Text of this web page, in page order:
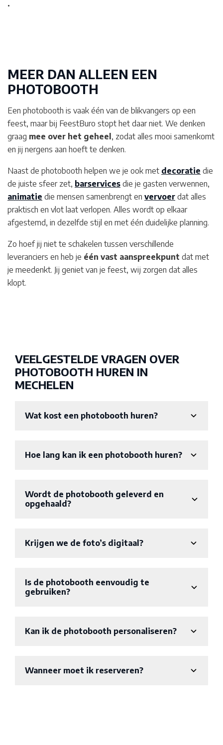
.
MEER DAN ALLEEN EEN
PHOTOBOOTH
Een photobooth is vaak één van de blikvangers op een
feest, maar bij FeestBuro stopt het daar niet. We denken
graag mee over het geheel, zodat alles mooi samenkomt
en jij nergens aan hoeft te denken.
Naast de photobooth helpen we je ook met decoratie die
de juiste sfeer zet, barservices die je gasten verwennen,
animatie die mensen samenbrengt en vervoer dat alles
praktisch en vlot laat verlopen. Alles wordt op elkaar
afgestemd, in dezelfde stijl en met één duidelijke planning.
Zo hoef jij niet te schakelen tussen verschillende
leveranciers en heb je één vast aanspreekpunt dat met
je meedenkt. Jij geniet van je feest, wij zorgen dat alles
klopt.
VEELGESTELDE VRAGEN OVER
PHOTOBOOTH HUREN IN
MECHELEN
Wat kost een photobooth huren?
Hoe lang kan ik een photobooth huren?
Wordt de photobooth geleverd en
opgehaald?
Krijgen we de foto’s digitaal?
Is de photobooth eenvoudig te
gebruiken?
Kan ik de photobooth personaliseren?
Wanneer moet ik reserveren?